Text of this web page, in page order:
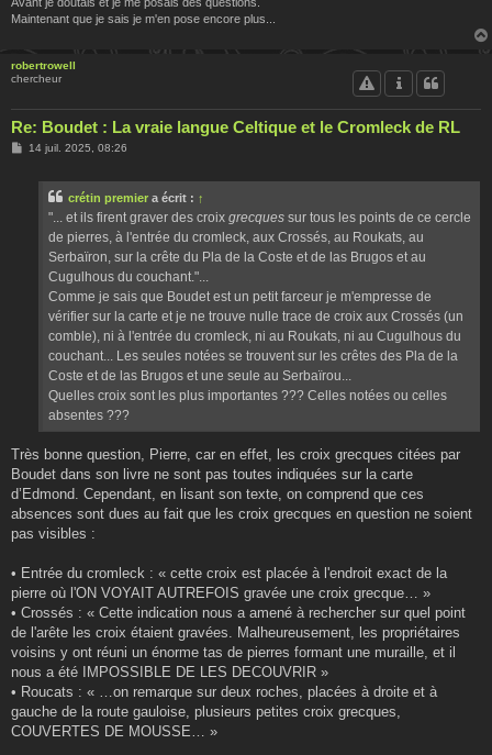
Maintenant que je sais je m'en pose encore plus...
robertrowell
chercheur
Re: Boudet : La vraie langue Celtique et le Cromleck de RL
M
14 juil. 2025, 08:26
crétin premier a écrit : ↑
"... et ils firent graver des croix grecques sur tous les points de ce cercle
de pierres, à l'entrée du cromleck, aux Crossés, au Roukats, au
Serbaïron, sur la crête du Pla de la Coste et de las Brugos et au
Cugulhous du couchant."...
Comme je sais que Boudet est un petit farceur je m'empresse de
vérifier sur la carte et je ne trouve nulle trace de croix aux Crossés (un
comble), ni à l'entrée du cromleck, ni au Roukats, ni au Cugulhous du
couchant... Les seules notées se trouvent sur les crêtes des Pla de la
Coste et de las Brugos et une seule au Serbaïrou...
Quelles croix sont les plus importantes ??? Celles notées ou celles
absentes ???
Très bonne question, Pierre, car en effet, les croix grecques citées par
Boudet dans son livre ne sont pas toutes indiquées sur la carte
d’Edmond. Cependant, en lisant son texte, on comprend que ces
absences sont dues au fait que les croix grecques en question ne soient
pas visibles :
• Entrée du cromleck : « cette croix est placée à l'endroit exact de la
pierre où l'ON VOYAIT AUTREFOIS gravée une croix grecque… »
• Crossés : « Cette indication nous a amené à rechercher sur quel point
de l'arête les croix étaient gravées. Malheureusement, les propriétaires
voisins y ont réuni un énorme tas de pierres formant une muraille, et il
nous a été IMPOSSIBLE DE LES DECOUVRIR »
• Roucats : « …on remarque sur deux roches, placées à droite et à
gauche de la route gauloise, plusieurs petites croix grecques,
COUVERTES DE MOUSSE… »